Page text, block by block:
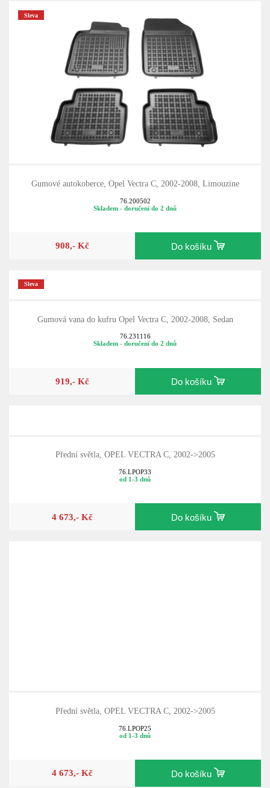
Sleva
Gumové autokoberce, Opel Vectra C, 2002-2008, Limouzine
76.200502
Skladem - doručení do 2 dnů
908,- Kč Do košíku
Sleva
Gumová vana do kufru Opel Vectra C, 2002-2008, Sedan
76.231116
Skladem - doručení do 2 dnů
919,- Kč Do košíku
Přední světla, OPEL VECTRA C, 2002->2005
76.LPOP33
od 1-3 dnů
4 673,- Kč Do košíku
Přední světla, OPEL VECTRA C, 2002->2005
76.LPOP25
od 1-3 dnů
4 673,- Kč Do košíku